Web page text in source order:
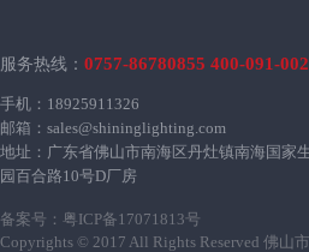
服务热线： 0757-86780855 400-091-
手机：18925911326
邮箱：sales@shininglighting.com
地址：广东省佛山市南海区丹灶镇南海国家
园百合路10号D厂房
备案号： 粤ICP备17071813号
Copyrights © 2017 All Rights Reserved 佛山